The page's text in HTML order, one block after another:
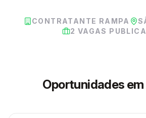
CONTRATANTE RAMPA
2 VAGAS
Oportunidades